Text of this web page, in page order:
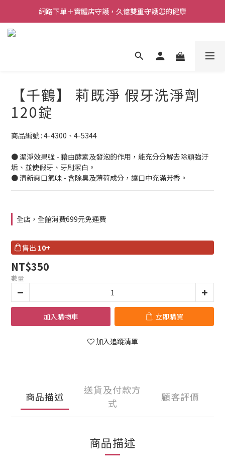
網路下單＋實體店守護，久億雙重守護您的健康
【千鶴】 莉既淨 假牙洗淨劑
120錠
商品編號 : 4-4300、4-5344
● 潔淨效果強 - 藉由酵素及發泡的作用，能充分分解去除頑強汙
垢、並使假牙、牙刷潔白。
● 清新爽口氣味 - 含除臭及薄荷成分，讓口中充滿芳香。
全店，全館消費699元免運費
售出 10+
NT$350
數量
加入購物車 立即購買
加入追蹤清單
商品描述
送貨及付款方
式
顧客評價
商品描述